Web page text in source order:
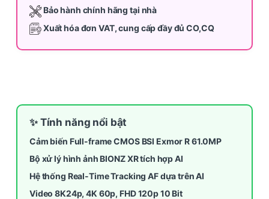
Bảo hành chính hãng tại nhà
Xuất hóa đơn VAT, cung cấp đầy đủ CO,CQ
✨ Tính năng nổi bật
Cảm biến Full-frame CMOS BSI Exmor R 61.0MP
Bộ xử lý hình ảnh BIONZ XR tích hợp AI
Hệ thống Real-Time Tracking AF dựa trên AI
Video 8K24p, 4K 60p, FHD 120p 10 Bit